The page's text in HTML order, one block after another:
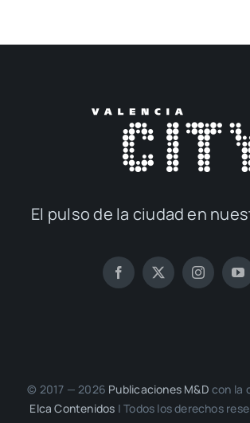
El pul­so de la ciu­dad en
© 2017 — 2026 Publi­ca­cio­nes M&D con la
Elca Con­te­ni­dos | Todos los dere­chos